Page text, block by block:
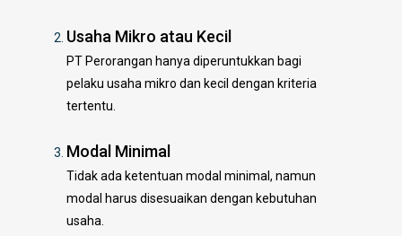
Usaha Mikro atau Kecil
PT Perorangan hanya diperuntukkan bagi
pelaku usaha mikro dan kecil dengan kriteria
tertentu.
Modal Minimal
Tidak ada ketentuan modal minimal, namun
modal harus disesuaikan dengan kebutuhan
usaha.